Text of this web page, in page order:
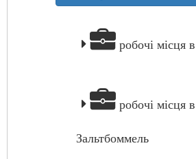
робочі місця
робочі місця в
Зальтбоммель